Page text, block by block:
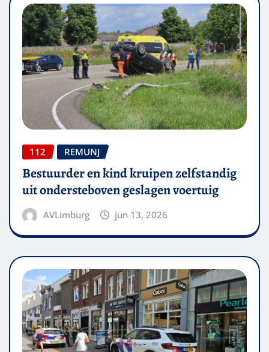
112 REMUNJ
Bestuurder en kind kruipen zelfstandig
uit ondersteboven geslagen voertuig
AVLimburg jun 13, 2026